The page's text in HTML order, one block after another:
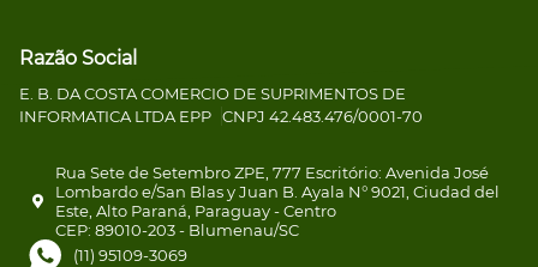
Razão Social
E. B. DA COSTA COMERCIO DE SUPRIMENTOS DE
INFORMATICA LTDA EPP CNPJ 42.483.476/0001-70
Rua Sete de Setembro ZPE, 777 Escritório: Avenida José
Lombardo e/San Blas y Juan B. Ayala N° 9021, Ciudad del
Este, Alto Paraná, Paraguay - Centro
CEP: 89010-203 - Blumenau/SC
(11) 95109-3069